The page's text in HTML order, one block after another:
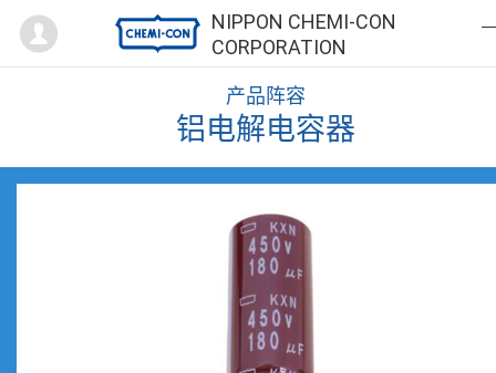
NIPPON CHEMI-CON
CORPORATION
Mypage
产品阵容
铝电解电容器